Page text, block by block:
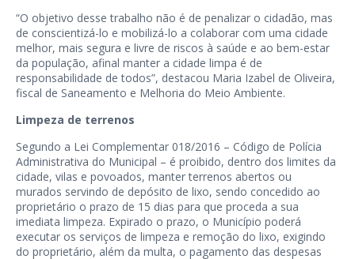
“O objetivo desse trabalho não é de penalizar o cidadão, mas
de conscientizá-lo e mobilizá-lo a colaborar com uma cidade
melhor, mais segura e livre de riscos à saúde e ao bem-estar
da população, afinal manter a cidade limpa é de
responsabilidade de todos”, destacou Maria Izabel de Oliveira,
fiscal de Saneamento e Melhoria do Meio Ambiente.
Limpeza de terrenos
Segundo a Lei Complementar 018/2016 – Código de Polícia
Administrativa do Municipal – é proibido, dentro dos limites da
cidade, vilas e povoados, manter terrenos abertos ou
murados servindo de depósito de lixo, sendo concedido ao
proprietário o prazo de 15 dias para que proceda a sua
imediata limpeza. Expirado o prazo, o Município poderá
executar os serviços de limpeza e remoção do lixo, exigindo
do proprietário, além da multa, o pagamento das despesas